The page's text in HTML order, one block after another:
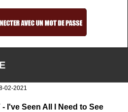
02-2021
- I've Seen All I Need to See